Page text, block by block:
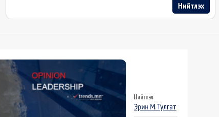
Нийтлэх
Нийтлэл
Эрин М.Тулгат